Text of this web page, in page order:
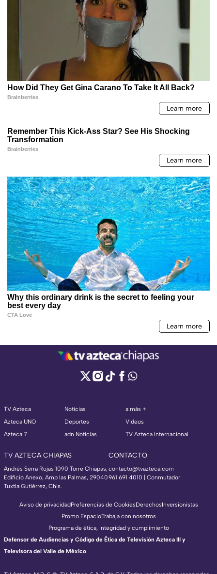
TV Azteca
Azteca UNO
Azteca 7
Noticias
Deportes
adn Noticias
a más +
Videos
TV Azteca Internacional
TV AZTECA CHIAPAS
Andrés Serra Rojas 1090 Torre Chiapas,
Edificio Anexo, Amp las Palmas, 29040
Tuxtla Gutiérrez, Chis.
CONTACTO
contacto@tvazteca.com
961 691 4010 | Conmutador
Aviso de privacidadPreferencias de CookiesDerechosInversionistas
Promo EspacioTrabaja con nosotros
Programa de ética, integridad y cumplimiento
Defensor de Audiencias y Código de Ética de Televisión Azteca III y
Televisora del Valle de México